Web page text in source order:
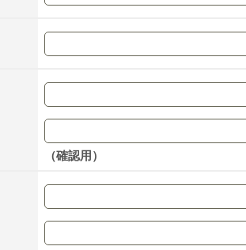
（確認用）